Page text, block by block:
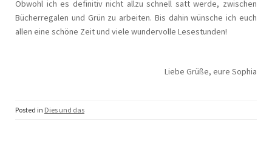
Obwohl ich es definitiv nicht allzu schnell satt werde, zwischen
Bücherregalen und Grün zu arbeiten. Bis dahin wünsche ich euch
allen eine schöne Zeit und viele wundervolle Lesestunden!
Liebe Grüße, eure Sophia
Posted in Dies und das